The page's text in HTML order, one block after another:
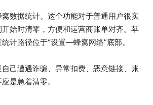
数据统计。这个功能对于普通用户很实
始时清零，方便和运营商账单对齐。苹
计路径位于“设置—蜂窝网络”底部。
己遭遇诈骗、异常扣费、恶意链接、账
是急着清零。